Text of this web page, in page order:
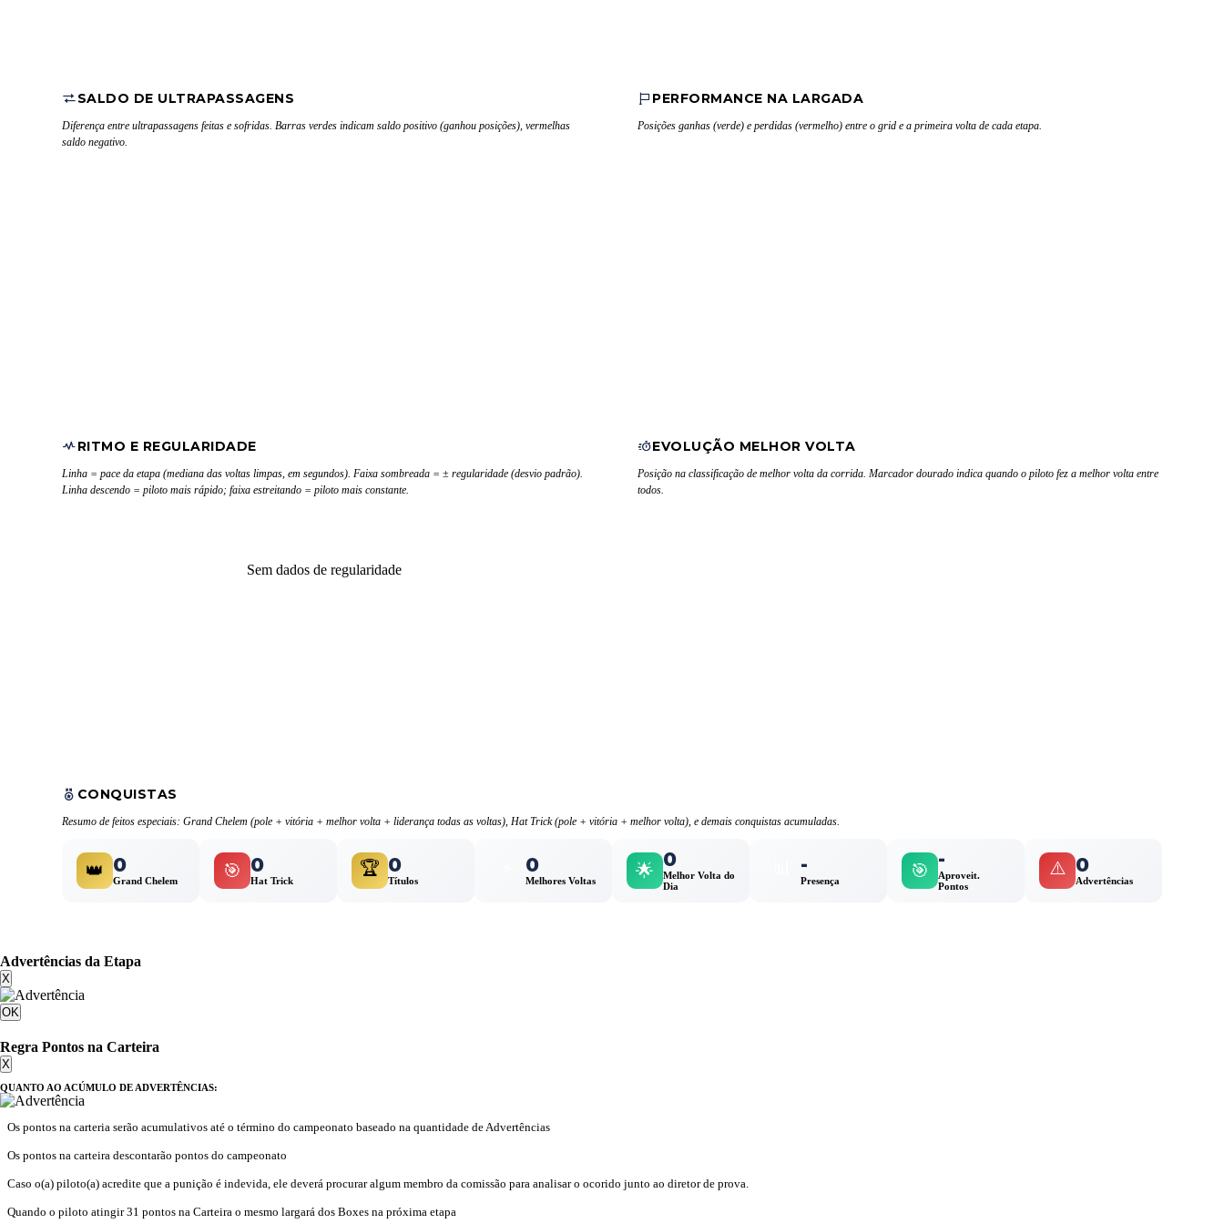
SALDO DE ULTRAPASSAGENS
Diferença entre ultrapassagens feitas e sofridas. Barras verdes indicam saldo positivo (ganhou posições), vermelhas
saldo negativo.
PERFORMANCE NA LARGADA
Posições ganhas (verde) e perdidas (vermelho) entre o grid e a primeira volta de cada etapa.
RITMO E REGULARIDADE
Linha = pace da etapa (mediana das voltas limpas, em segundos). Faixa sombreada = ± regularidade (desvio padrão).
Linha descendo = piloto mais rápido; faixa estreitando = piloto mais constante.
Sem dados de regularidade
EVOLUÇÃO MELHOR VOLTA
Posição na classificação de melhor volta da corrida. Marcador dourado indica quando o piloto fez a melhor volta entre
todos.
CONQUISTAS
Resumo de feitos especiais: Grand Chelem (pole + vitória + melhor volta + liderança todas as voltas), Hat Trick (pole + vitória + melhor volta), e demais conquistas acumuladas.
👑 0
Grand Chelem
🎯 0
Hat Trick
🏆 0
Títulos
0
Melhores Voltas
🌟 0
Melhor Volta do
Dia
-
Presença
🎯 -
Aproveit.
Pontos
⚠️ 0
Advertências
Advertências da Etapa
X
OK
Regra Pontos na Carteira
X
QUANTO AO ACÚMULO DE ADVERTÊNCIAS:
Os pontos na carteria serão acumulativos até o término do campeonato baseado na quantidade de Advertências
Os pontos na carteira descontarão pontos do campeonato
Caso o(a) piloto(a) acredite que a punição é indevida, ele deverá procurar algum membro da comissão para analisar o ocorido junto ao diretor de prova.
Quando o piloto atingir 31 pontos na Carteira o mesmo largará dos Boxes na próxima etapa